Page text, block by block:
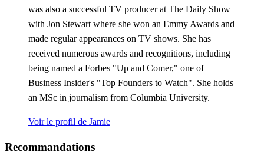
was also a successful TV producer at The Daily Show
with Jon Stewart where she won an Emmy Awards and
made regular appearances on TV shows. She has
received numerous awards and recognitions, including
being named a Forbes "Up and Comer," one of
Business Insider's "Top Founders to Watch". She holds
an MSc in journalism from Columbia University.
Voir le profil de Jamie
Recommandations